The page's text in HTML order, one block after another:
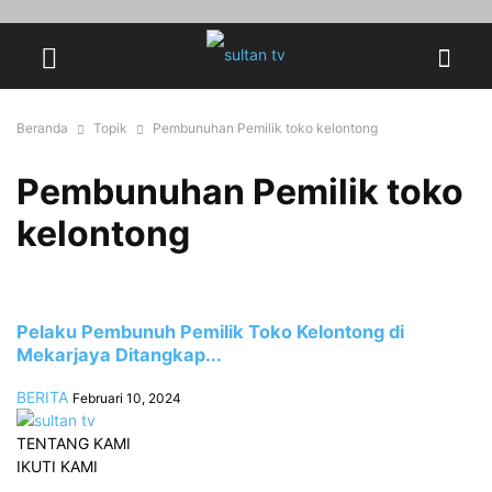
Beranda Topik Pembunuhan Pemilik toko kelontong
Pembunuhan Pemilik toko
kelontong
Pelaku Pembunuh Pemilik Toko Kelontong di
Mekarjaya Ditangkap...
BERITA Februari 10, 2024
TENTANG KAMI
IKUTI KAMI